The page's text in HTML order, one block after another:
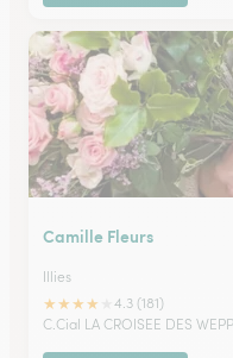
Camille Fleurs
Illies
★★★★
4.3 (181)
C.Cial LA CROISEE DES